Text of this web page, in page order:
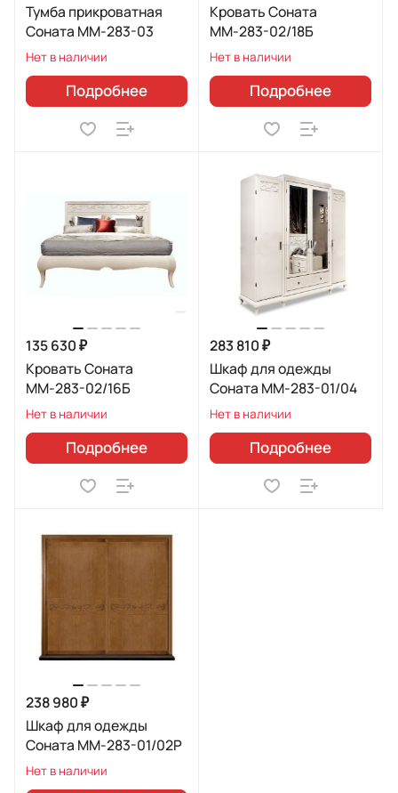
Тумба прикроватная
Соната ММ-283-03
Нет в наличии
Подробнее
Кровать Соната
ММ-283-02/18Б
Нет в наличии
Подробнее
135 630 ₽
Кровать Соната
ММ-283-02/16Б
Нет в наличии
Подробнее
283 810 ₽
Шкаф для одежды
Соната ММ-283-01/04
Нет в наличии
Подробнее
238 980 ₽
Шкаф для одежды
Соната ММ-283-01/02Р
Нет в наличии